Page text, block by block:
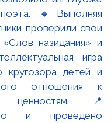
🔸Выполняя
проверили свои
назидания» и
игра
кругозора детей и
отношения к
ценностям. 📍
и проведено